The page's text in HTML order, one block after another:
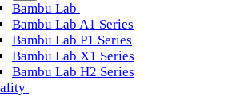
Bambu Lab
Bambu Lab A1 Series
Bambu Lab P1 Series
Bambu Lab X1 Series
Bambu Lab H2 Series